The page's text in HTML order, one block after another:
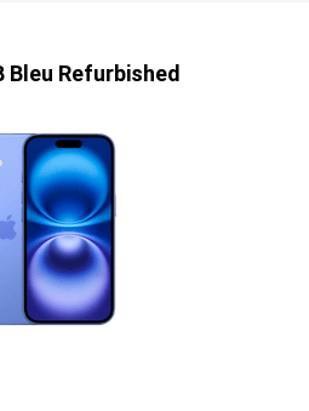
conçue avec Apple Intelligence,
qui s'adapte à vous et
Apple. Il utilise des modèles
créer du langage, des images et
ainsi à rédiger des textes, à
souvenirs. Siri est plus intelligent
contexte. Associé à Camera Control,
prendre les meilleures photos. Apple
l'énergie 100 % renouvelable, ce qui
encore plus intelligente et
Bleu Refurbished